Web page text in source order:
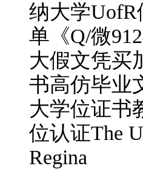
纳大学
单《Q/微
大假文凭买
书高仿毕业
大学位证书
位认证The
Regina